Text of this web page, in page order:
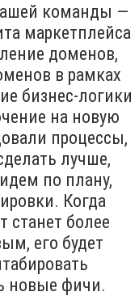
команды —
маркетплейса
доменов,
в рамках
бизнес-логики
на новую
процессы,
лучше,
по плану,
Когда
станет более
его будет
новые фичи.